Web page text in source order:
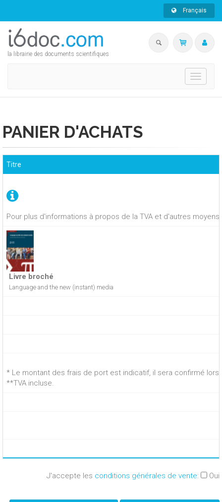
Français
la librairie des documents scientifiques
Toggle
PANIER D'ACHATS
Pour plus d'informations à propos de la TVA et d'autres
Titre
Livre broché
Language and the new (instant) media
* Le montant des frais de port est indicatif, il sera confirmé
**TVA incluse.
J'accepte les conditions générales de vente: Oui